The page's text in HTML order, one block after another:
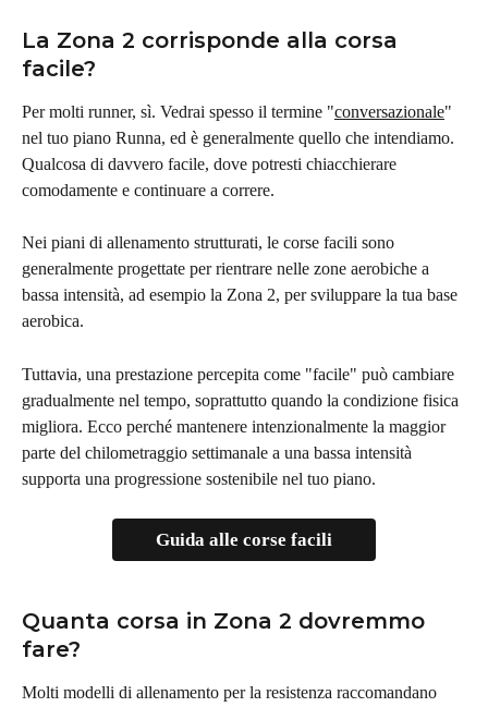
La Zona 2 corrisponde alla corsa
facile?
Per molti runner, sì. Vedrai spesso il termine "conversazionale"
nel tuo piano Runna, ed è generalmente quello che intendiamo.
Qualcosa di davvero facile, dove potresti chiacchierare
comodamente e continuare a correre.
Nei piani di allenamento strutturati, le corse facili sono
generalmente progettate per rientrare nelle zone aerobiche a
bassa intensità, ad esempio la Zona 2, per sviluppare la tua base
aerobica.
Tuttavia, una prestazione percepita come "facile" può cambiare
gradualmente nel tempo, soprattutto quando la condizione fisica
migliora. Ecco perché mantenere intenzionalmente la maggior
parte del chilometraggio settimanale a una bassa intensità
supporta una progressione sostenibile nel tuo piano.
Guida alle corse facili
Quanta corsa in Zona 2 dovremmo
fare?
Molti modelli di allenamento per la resistenza raccomandano